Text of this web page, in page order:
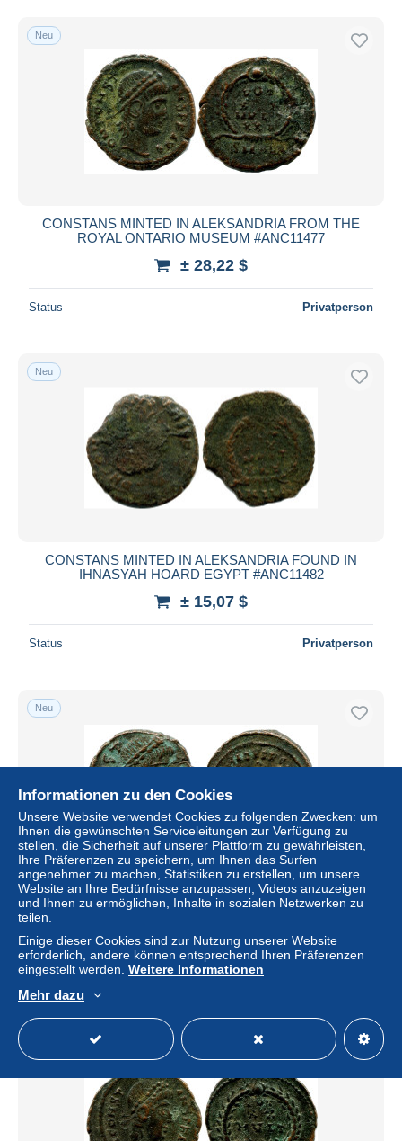
Neu
CONSTANS MINTED IN ALEKSANDRIA FROM THE
ROYAL ONTARIO MUSEUM #ANC11477
± 28,22 $
Status Privatperson
Neu
CONSTANS MINTED IN ALEKSANDRIA FOUND IN
IHNASYAH HOARD EGYPT #ANC11482
± 15,07 $
Status Privatperson
Neu
CONSTANS MINTED IN ALEKSANDRIA FROM THE
ROYAL ONTARIO MUSEUM #ANC11479
± 28,22 $
Status
Informationen zu den Cookies
Unsere Website verwendet Cookies zu folgenden Zwecken: um
Ihnen die gewünschten Serviceleitungen zur Verfügung zu
stellen, die Sicherheit auf unserer Plattform zu gewährleisten,
Ihre Präferenzen zu speichern, um Ihnen das Surfen
angenehmer zu machen, Statistiken zu erstellen, um unsere
Website an Ihre Bedürfnisse anzupassen, Videos anzuzeigen
und Ihnen zu ermöglichen, Inhalte in sozialen Netzwerken zu
teilen.
Einige dieser Cookies sind zur Nutzung unserer Website
erforderlich, andere können entsprechend Ihren Präferenzen
eingestellt werden. Weitere Informationen
Mehr dazu